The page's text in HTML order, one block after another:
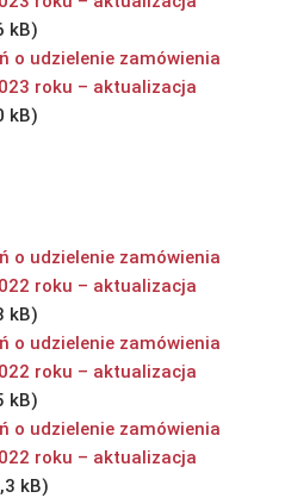
o udzielenie zamówienia
roku – aktualizacja
o udzielenie zamówienia
roku – aktualizacja
o udzielenie zamówienia
roku – aktualizacja
o udzielenie zamówienia
roku – aktualizacja